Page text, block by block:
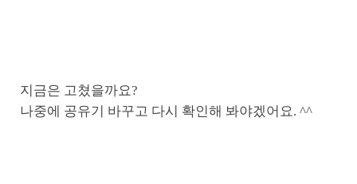
지금은 고쳤을까요?
나중에 공유기 바꾸고 다시 확인해 봐야겠어요. ^^